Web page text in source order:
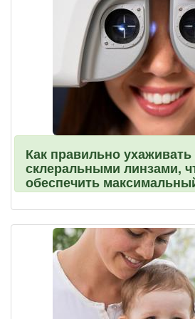
Как правильно ухаживать
склеральными линзами,
обеспечить